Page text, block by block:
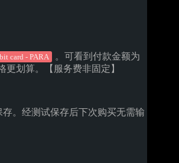
card - PARA
。可看到付款金额为
划算。【服务费非固定】
。经测试保存后下次购买无需输